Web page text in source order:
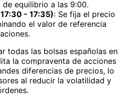
equilibrio a las 9:00.
- 17:35): Se fija el precio
el valor de referencia
todas las bolsas españolas en
la compraventa de acciones
diferencias de precios, lo
al reducir la volatilidad y